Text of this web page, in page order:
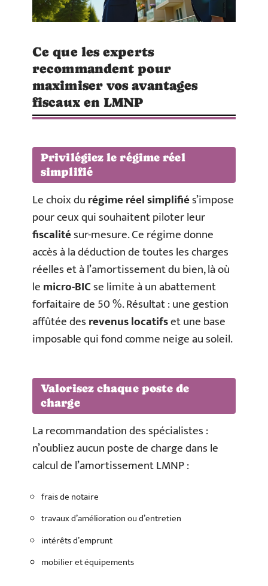
Ce que les experts
recommandent pour
maximiser vos avantages
fiscaux en LMNP
Privilégiez le régime réel
simplifié
Le choix durégime réel simplifiés’impose
pour ceux qui souhaitent piloter leur
fiscalitésur-mesure. Ce régime donne
accès à la déduction de toutes les charges
réelles et à l’amortissement du bien, là où
lemicro-BICse limite à un abattement
forfaitaire de 50 %. Résultat : une gestion
affûtée desrevenus locatifset une base
imposable qui fond comme neige au soleil.
Valorisez chaque poste de
charge
La recommandation des spécialistes :
n’oubliez aucun poste de charge dans le
calcul de l’amortissement LMNP :
frais de notaire
travaux d’amélioration ou d’entretien
intérêts d’emprunt
mobilier et équipements